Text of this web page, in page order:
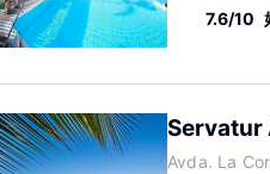
7.6/10
Servatur
Avda. La